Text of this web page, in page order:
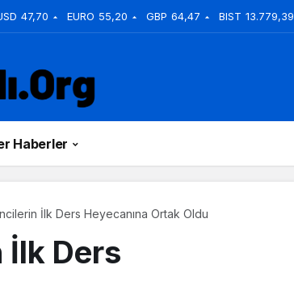
47,70 EURO 55,20 GBP 64,47 BIST 13.779,39
Haberler
İlk Ders Heyecanına Ortak Oldu
İlk Ders